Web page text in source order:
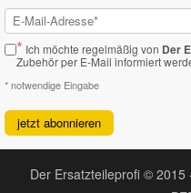
* Ich möchte regelmäßig von Der
Zubehör per E-Mail informiert
* notwendige Eingabe
jetzt abonnieren
Der Ersatzteileprofi © 2015